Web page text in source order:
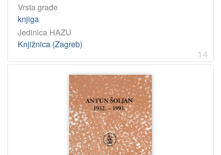
Vrsta građe
knjiga
Jedinica HAZU
Knjižnica (Zagreb)
14